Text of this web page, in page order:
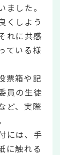
した。
くしよう
れに共感
ている様
票箱や記
員の生徒
ど、実際
には、手
に触れる